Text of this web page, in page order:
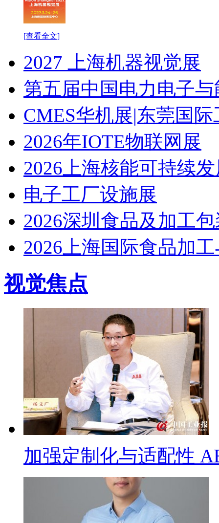
[查看全文]
2027 上海机器视觉展
第五届中国电力电子
CMES华机展|东莞国
2026年IOTE物联网展
2026上海核能可持续
电子工厂设施展
2026深圳食品及加工
2026上海国际食品加
视觉焦点
加强定制化与适配性